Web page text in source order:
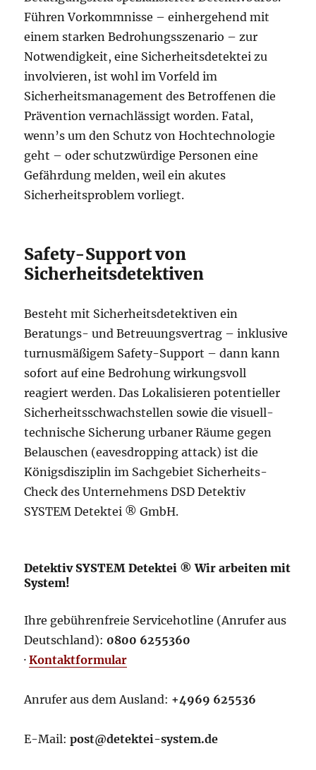
Führen Vorkommnisse – einhergehend mit
einem starken Bedrohungsszenario – zur
Notwendigkeit, eine Sicherheitsdetektei zu
involvieren, ist wohl im Vorfeld im
Sicherheitsmanagement des Betroffenen die
Prävention vernachlässigt worden. Fatal,
wenn’s um den Schutz von Hochtechnologie
geht – oder schutzwürdige Personen eine
Gefährdung melden, weil ein akutes
Sicherheitsproblem vorliegt.
Safety-Support von
Sicherheitsdetektiven
Besteht mit Sicherheitsdetektiven ein
Beratungs- und Betreuungsvertrag – inklusive
turnusmäßigem Safety-Support – dann kann
sofort auf eine Bedrohung wirkungsvoll
reagiert werden. Das Lokalisieren potentieller
Sicherheitsschwachstellen sowie die visuell-
technische Sicherung urbaner Räume gegen
Belauschen (eavesdropping attack) ist die
Königsdisziplin im Sachgebiet Sicherheits-
Check des Unternehmens DSD Detektiv
SYSTEM Detektei ® GmbH.
Detektiv SYSTEM Detektei ® Wir arbeiten mit
System!
Ihre gebührenfreie Servicehotline (Anrufer aus
Deutschland): 0800 6255360
·Kontaktformular
Anrufer aus dem Ausland: +4969 625536
E-Mail:post@detektei-system.de